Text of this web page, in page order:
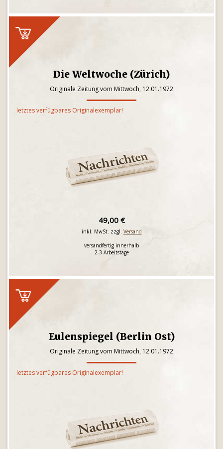
Die Weltwoche (Zürich)
Originale Zeitung vom Mittwoch, 12.01.1972
letztes verfügbares Originalexemplar!
49,00 €
inkl. MwSt. zzgl. Versand
versandfertig innerhalb
2-3 Arbeitstage
Eulenspiegel (Berlin Ost)
Originale Zeitung vom Mittwoch, 12.01.1972
letztes verfügbares Originalexemplar!